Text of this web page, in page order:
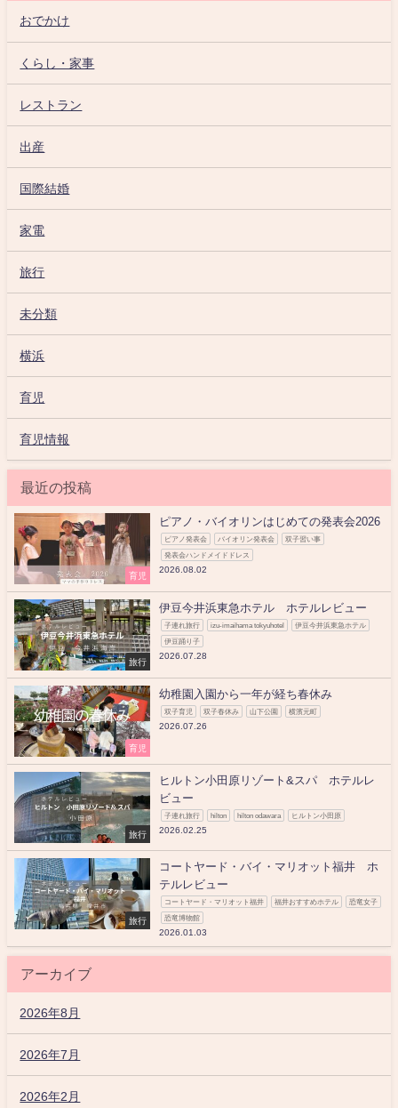
おでかけ
くらし・家事
レストラン
出産
国際結婚
家電
旅行
未分類
横浜
育児
育児情報
最近の投稿
育児
ピアノ・バイオリンはじめての発表会2026
ピアノ発表会 バイオリン発表会 双子習い事
発表会ハンドメイドドレス
2026.08.02
旅行
伊豆今井浜東急ホテル ホテルレビュー
子連れ旅行 izu-imaihama tokyuhotel 伊豆今井浜東急ホテル
伊豆踊り子
2026.07.28
育児
幼稚園入園から一年が経ち春休み
双子育児 双子春休み 山下公園 横濱元町
2026.07.26
旅行
ヒルトン小田原リゾート&スパ ホテルレ
ビュー
子連れ旅行 hilton hilton odawara ヒルトン小田原
2026.02.25
旅行
コートヤード・バイ・マリオット福井 ホ
テルレビュー
コートヤード・マリオット福井 福井おすすめホテル 恐竜女子
恐竜博物館
2026.01.03
アーカイブ
2026年8月
2026年7月
2026年2月